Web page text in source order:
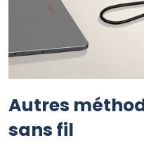
Autres
sans fil